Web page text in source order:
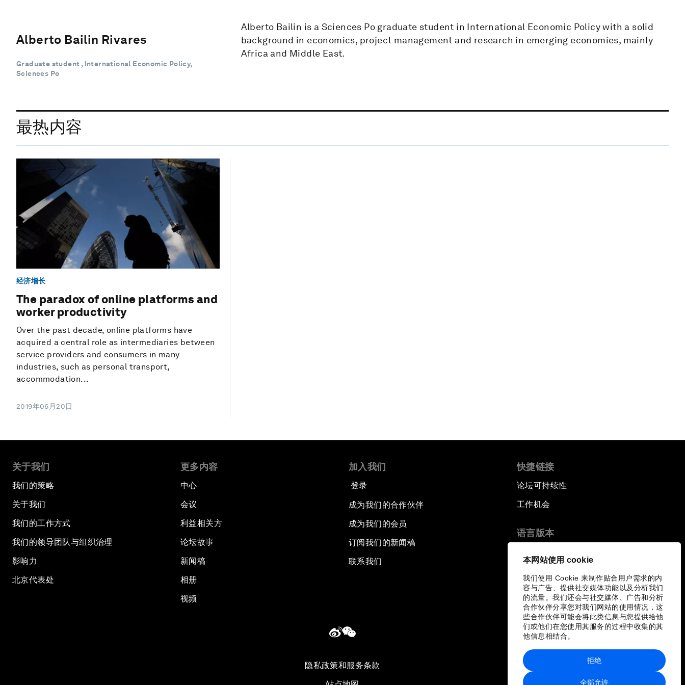
本网站使用 cookie
我们使用 Cookie 来制作贴合用户需求的内
容与广告、提供社交媒体功能以及分析我们
的流量。我们还会与社交媒体、广告和分析
合作伙伴分享您对我们网站的使用情况，这
些合作伙伴可能会将此类信息与您提供给他
们或他们在您使用其服务的过程中收集的其
他信息相结合。
全部允许
拒绝
Alberto Bailin Rivares
Graduate student , International Economic Policy,
Sciences Po
Alberto Bailin is a Sciences Po graduate student in International Economic Policy with a solid
background in economics, project management and research in emerging economies, mainly
Africa and Middle East.
最热内容
经济增长
The paradox of online platforms and
worker productivity
Over the past decade, online platforms have
acquired a central role as intermediaries between
service providers and consumers in many
industries, such as personal transport,
accommodation...
2019年06月20日
关于我们
我们的策略
关于我们
我们的工作方式
我们的领导团队与组织治理
影响力
北京代表处
更多内容
中心
会议
利益相关方
论坛故事
新闻稿
相册
视频
加入我们
登录
成为我们的合作伙伴
成为我们的会员
订阅我们的新闻稿
联系我们
快捷链接
论坛可持续性
工作机会
语言版本
隐私政策和服务条款